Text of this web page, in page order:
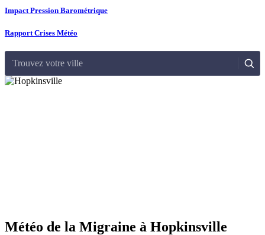
Impact Pression Barométrique
Rapport Crises Météo
Trouvez votre ville
Météo de la Migraine à Hopkinsville